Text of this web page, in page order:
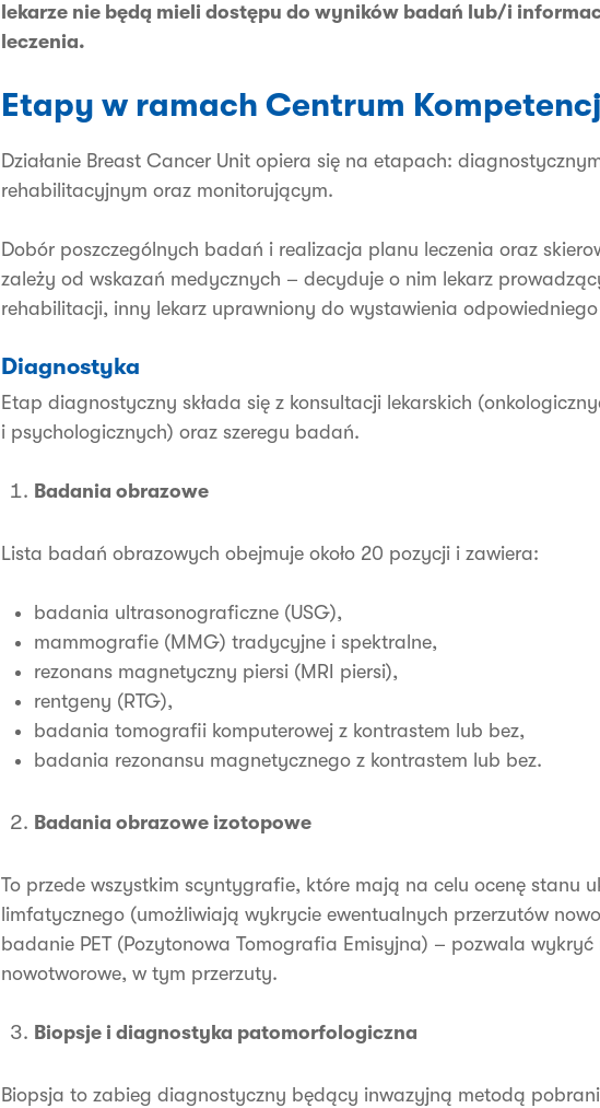
lekarze nie będą mieli dostępu do wyników badań lub/i
leczenia.
Etapy w ramach Centrum
Działanie Breast Cancer Unit opiera się na etapach:
rehabilitacyjnym oraz monitorującym.
Dobór poszczególnych badań i realizacja planu leczenia oraz
zależy od wskazań medycznych – decyduje o nim lekarz
rehabilitacji, inny lekarz uprawniony do wystawienia
Diagnostyka
Etap diagnostyczny składa się z konsultacji lekarskich
i psychologicznych) oraz szeregu badań.
Badania obrazowe
Lista badań obrazowych obejmuje około 20 pozycji i zawiera:
badania ultrasonograficzne (USG),
mammografie (MMG) tradycyjne i spektralne,
rezonans magnetyczny piersi (MRI piersi),
rentgeny (RTG),
badania tomografii komputerowej z kontrastem lub bez,
badania rezonansu magnetycznego z kontrastem lub bez.
Badania obrazowe izotopowe
To przede wszystkim scyntygrafie, które mają na celu ocenę stanu
limfatycznego (umożliwiają wykrycie ewentualnych przerzutów
badanie PET (Pozytonowa Tomografia Emisyjna) – pozwala wykryć
nowotworowe, w tym przerzuty.
Biopsje i diagnostyka patomorfologiczna
Biopsja to zabieg diagnostyczny będący inwazyjną metodą